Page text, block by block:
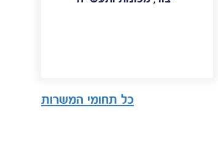
כל תחומי המשרות